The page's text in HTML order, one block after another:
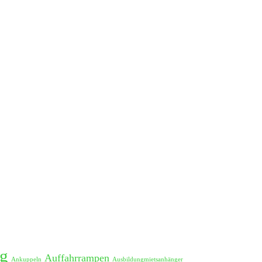
Ankuppeln Auffahrrampen Ausbildungmietsanhänger